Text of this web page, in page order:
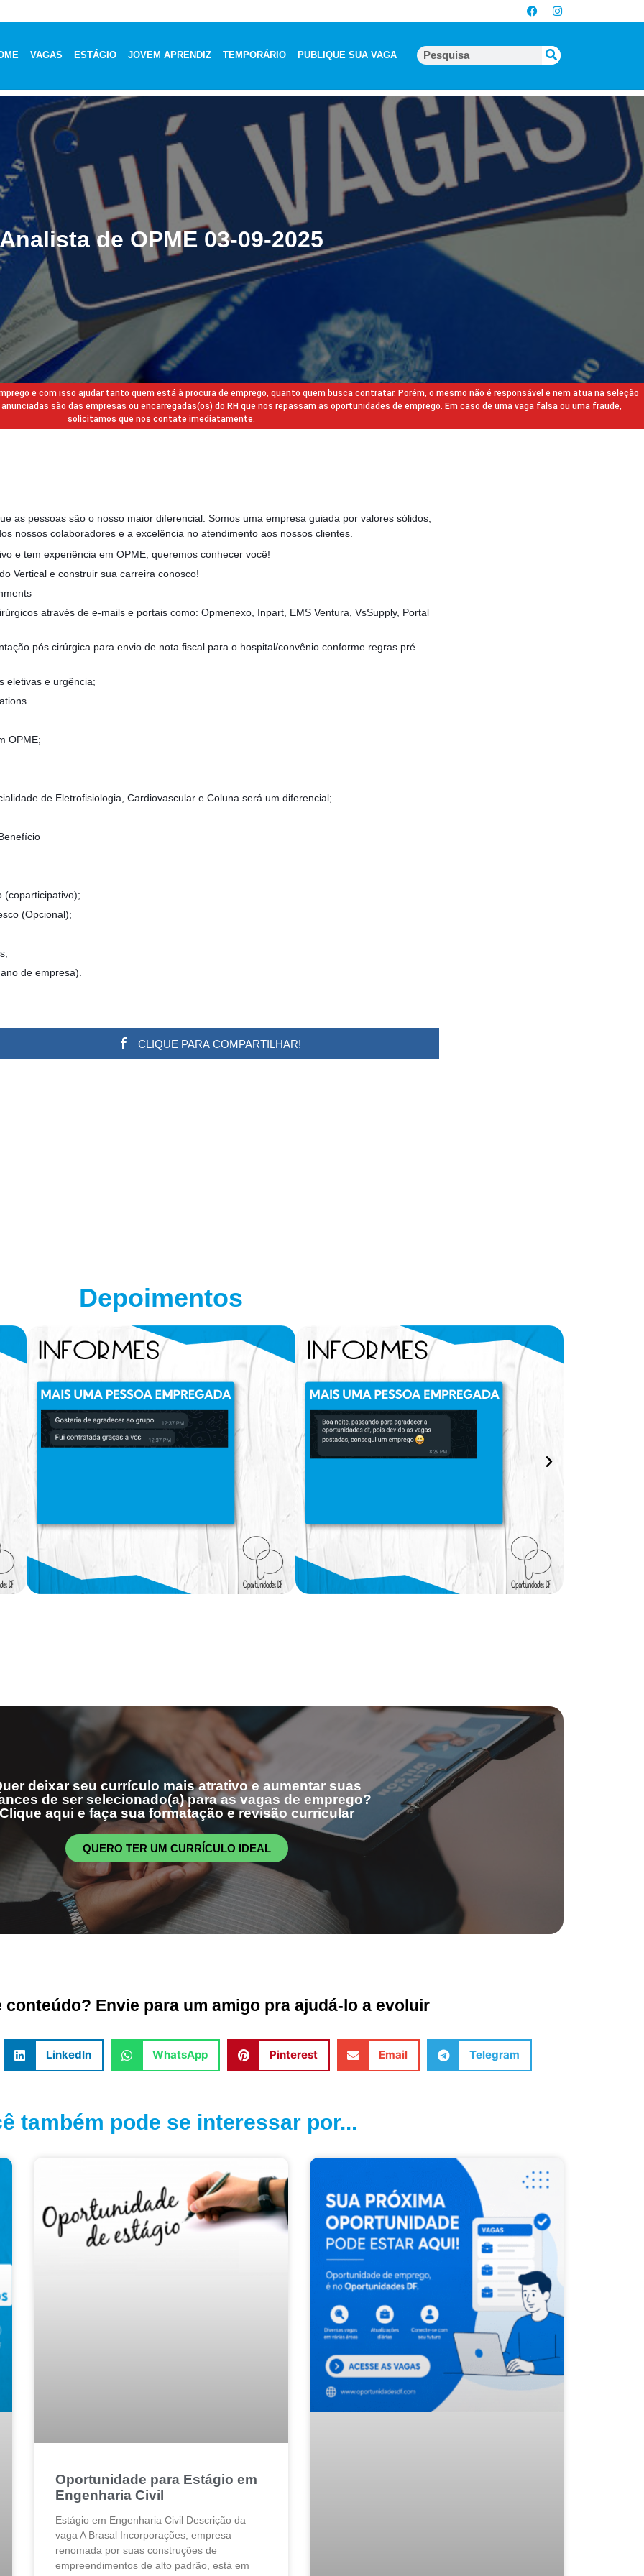
VAGAS ESTÁGIO JOVEM APRENDIZ TEMPORÁRIO PUBLIQUE SUA VAGA
de OPME 03-09-2025
e com isso ajudar tanto quem está à procura de emprego, quanto quem busca contratar. Porém, o mesmo não é responsável e nem atua na seleção
são das empresas ou encarregadas(os) do RH que nos repassam as oportunidades de emprego. Em caso de uma vaga falsa ou uma fraude,
solicitamos que nos contate imediatamente.
as pessoas são o nosso maior diferencial. Somos uma empresa guiada por valores sólidos,
nossos colaboradores e a excelência no atendimento aos nossos clientes.
e tem experiência em OPME, queremos conhecer você!
Vertical e construir sua carreira conosco!
através de e-mails e portais como: Opmenexo, Inpart, EMS Ventura, VsSupply, Portal
pós cirúrgica para envio de nota fiscal para o hospital/convênio conforme regras pré
eletivas e urgência;
OPME;
de Eletrofisiologia, Cardiovascular e Coluna será um diferencial;
(coparticipativo);
(Opcional);
de empresa).
CLIQUE PARA COMPARTILHAR!
Depoimentos
deixar seu currículo mais atrativo e aumentar suas
de ser selecionado(a) para as vagas de emprego?
aqui e faça sua formatação e revisão curricular
QUERO TER UM CURRÍCULO IDEAL
conteúdo? Envie para um amigo pra ajudá-lo a evoluir
LinkedIn WhatsApp Pinterest Email Telegram
também pode se interessar por...
Oportunidade para Estágio em
Engenharia Civil
Estágio em Engenharia Civil Descrição da
vaga A Brasal Incorporações, empresa
renomada por suas construções de
empreendimentos de alto padrão, está em